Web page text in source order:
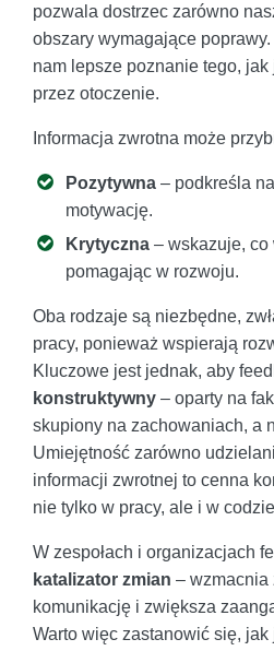
pozwala dostrzec zarówno
obszary wymagające
nam lepsze poznanie tego,
przez otoczenie.
Informacja zwrotna może
Pozytywna – podkreśla
motywację.
Krytyczna – wskazuje, co
pomagając w rozwoju.
Oba rodzaje są niezbędne,
pracy, ponieważ wspierają
Kluczowe jest jednak, aby
konstruktywny – oparty na
skupiony na zachowaniach, a
Umiejętność zarówno
informacji zwrotnej to cenna
nie tylko w pracy, ale i w
W zespołach i organizacjach
katalizator zmian – wzmacnia
komunikację i zwiększa
Warto więc zastanowić się,